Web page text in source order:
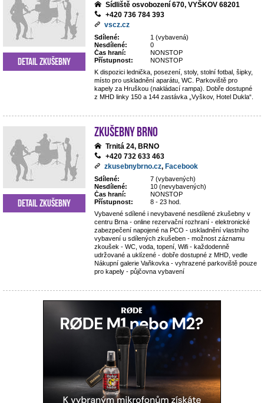
Sídliště osvobození 670, VYŠKOV 68201
+420 736 784 393
vscz.cz
Sdílené:
1 (vybavená)
Nesdílené:
0
Čas hraní:
NONSTOP
Přístupnost:
NONSTOP
K dispozici lednička, posezení, stoly, stolní fotbal, šipky,
místo pro uskladnění aparátu, WC. Parkoviště pro
kapely za Hruškou (nakládací rampa). Dobře dostupné
z MHD linky 150 a 144 zastávka „Vyškov, Hotel Dukla“.
Detail zkušebny
Zkušebny Brno
Trnitá 24, BRNO
+420 732 633 463
zkusebnybrno.cz, Facebook
Sdílené:
7 (vybavených)
Nesdílené:
10 (nevybavených)
Čas hraní:
NONSTOP
Přístupnost:
8 - 23 hod.
Vybavené sdílené i nevybavené nesdílené zkušebny v
centru Brna - online rezervační rozhraní - elektronické
zabezpečení napojené na PCO - uskladnění vlastního
vybavení u sdílených zkušeben - možnost záznamu
zkoušek - WC, voda, topení, Wifi - každodenně
udržované a uklízené - dobře dostupné z MHD, vedle
Nákupní galerie Vaňkovka - vyhrazené parkoviště pouze
pro kapely - půjčovna vybavení
Detail zkušebny